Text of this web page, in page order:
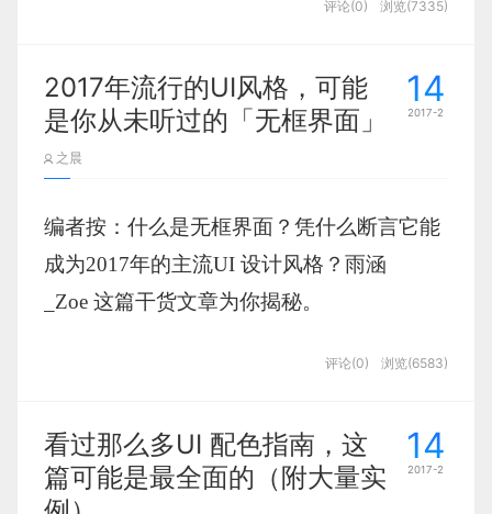
适读人群：拥抱未来的设计师
阅读时长：约5分钟
人工智能 和设计师有关吗？
回首过去这一年全球科技公司的大事件，
「人工智能」几乎是一个绕不开的关键词。
3月，人机围棋世纪之战打响：李世乭
4月，人工智能成为 Facebook 开发
者大会上的主角，基于 AI 技术的聊天
评论(0) 浏览(7335)
14
2017-2
2017年流行的UI风格，可能
是你从未听过的「无框界面」
之晨
编者按：什么是无框界面？凭什么断言它能
成为2017年的主流UI 设计风格？雨涵
_Zoe 这篇干货文章为你揭秘。
纵使几大设计风格已形成寡头垄断（如苹果
的圆角玻璃、谷歌的层级、微软的方
评论(0) 浏览(6583)
14
2017-2
看过那么多UI 配色指南，这
篇可能是最全面的（附大量实